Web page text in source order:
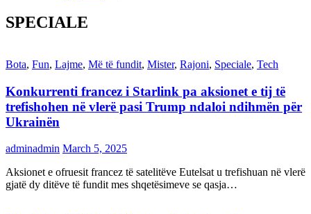
SPECIALE
Bota, Fun, Lajme, Më të fundit, Mister, Rajoni, Speciale, Tech
Konkurrenti francez i Starlink pa aksionet e tij të
trefishohen në vlerë pasi Trump ndaloi ndihmën për
Ukrainën
adminadmin March 5, 2025
Aksionet e ofruesit francez të satelitëve Eutelsat u trefishuan në vlerë
gjatë dy ditëve të fundit mes shqetësimeve se qasja…